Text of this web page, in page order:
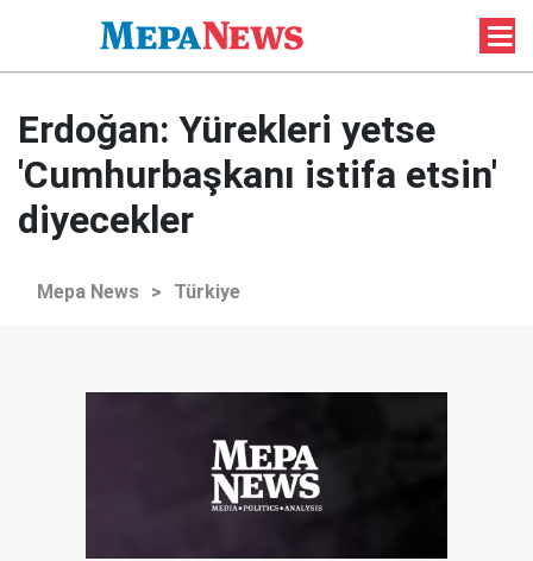
Erdoğan: Yürekleri yetse
'Cumhurbaşkanı istifa etsin'
diyecekler
Mepa News > Türkiye